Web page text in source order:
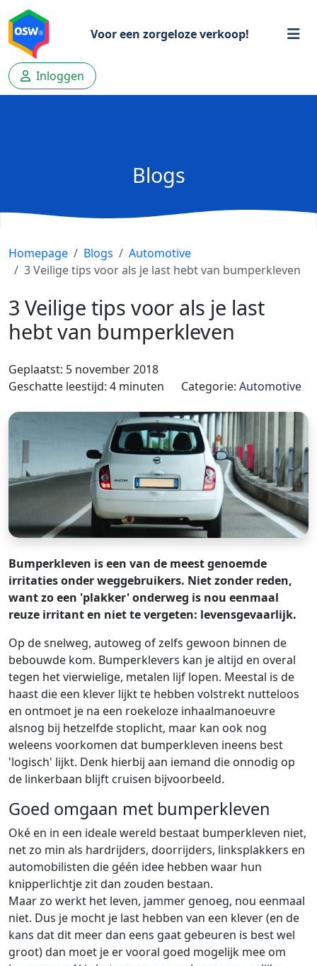
Voor een zorgeloze verkoop!
Inloggen
Blogs
Homepage Blogs
Automotive
3 Veilige tips voor als je last hebt van bumperkleven
3 Veilige tips voor als je last
hebt van bumperkleven
Geplaatst: 5 november 2018
Geschatte leestijd: 4 minuten
Categorie: Automotive
Bumperkleven is een van de meest genoemde
irritaties onder weggebruikers. Niet zonder reden,
want zo een 'plakker' onderweg is nou eenmaal
reuze irritant en niet te vergeten: levensgevaarlijk.
Op de snelweg, autoweg of zelfs gewoon binnen de
bebouwde kom. Bumperklevers kan je altijd en overal
tegen het vierwielige, metalen lijf lopen. Meestal is de
haast die een klever lijkt te hebben volstrekt nutteloos
en ontmoet je na een roekeloze inhaalmanoeuvre
alsnog bij hetzelfde stoplicht, maar kan ook nog
weleens voorkomen dat bumperkleven ineens best
'logisch' lijkt. Denk hierbij aan iemand die onnodig op
de linkerbaan blijft cruisen bijvoorbeeld.
Goed omgaan met bumperkleven
Oké en in een ideale wereld bestaat bumperkleven niet,
net zo min als hardrijders, doorrijders, linksplakkers en
automobilisten die géén idee hebben waar hun
knipperlichtje zit dan zouden bestaan.
Maar zo werkt het leven, jammer genoeg, nou eenmaal
niet. Dus je mocht je last hebben van een klever (en de
kans dat dit meer dan eens gaat gebeuren is best wel
groot) dan moet je er vooral goed mogelijk mee om